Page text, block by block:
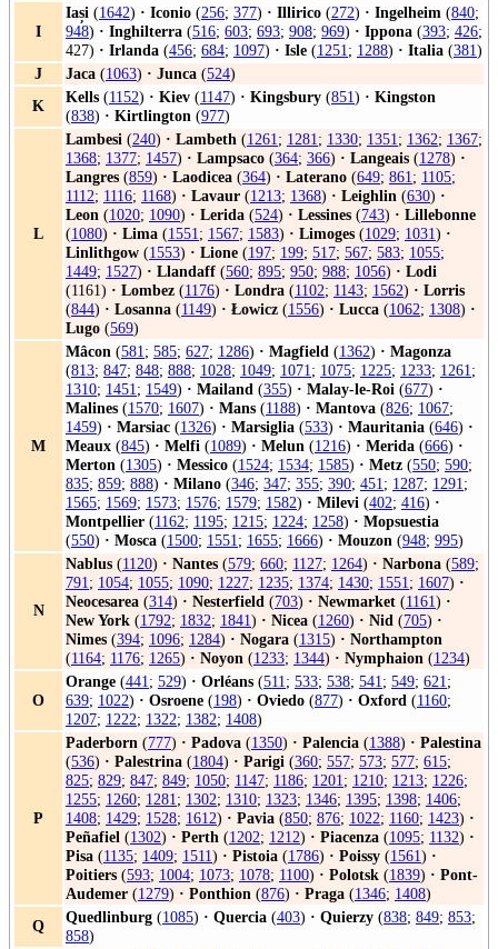
I
Iași (1642) · Iconio (256; 377) · Illirico (272) · Ingelheim (840;
948) · Inghilterra (516; 603; 693; 908; 969) · Ippona (393; 426;
427) · Irlanda (456; 684; 1097) · Isle (1251; 1288) · Italia (381)
J
Jaca (1063) · Junca (524)
K
Kells (1152) · Kiev (1147) · Kingsbury (851) · Kingston
(838) · Kirtlington (977)
L
Lambesi (240) · Lambeth (1261; 1281; 1330; 1351; 1362; 1367;
1368; 1377; 1457) · Lampsaco (364; 366) · Langeais (1278) ·
Langres (859) · Laodicea (364) · Laterano (649; 861; 1105;
1112; 1116; 1168) · Lavaur (1213; 1368) · Leighlin (630) ·
Leon (1020; 1090) · Lerida (524) · Lessines (743) · Lillebonne
(1080) · Lima (1551; 1567; 1583) · Limoges (1029; 1031) ·
Linlithgow (1553) · Lione (197; 199; 517; 567; 583; 1055;
1449; 1527) · Llandaff (560; 895; 950; 988; 1056) · Lodi
(1161) · Lombez (1176) · Londra (1102; 1143; 1562) · Lorris
(844) · Losanna (1149) · Łowicz (1556) · Lucca (1062; 1308) ·
Lugo (569)
M
Mâcon (581; 585; 627; 1286) · Magfield (1362) · Magonza
(813; 847; 848; 888; 1028; 1049; 1071; 1075; 1225; 1233; 1261;
1310; 1451; 1549) · Mailand (355) · Malay-le-Roi (677) ·
Malines (1570; 1607) · Mans (1188) · Mantova (826; 1067;
1459) · Marsiac (1326) · Marsiglia (533) · Mauritania (646) ·
Meaux (845) · Melfi (1089) · Melun (1216) · Merida (666) ·
Merton (1305) · Messico (1524; 1534; 1585) · Metz (550; 590;
835; 859; 888) · Milano (346; 347; 355; 390; 451; 1287; 1291;
1565; 1569; 1573; 1576; 1579; 1582) · Milevi (402; 416) ·
Montpellier (1162; 1195; 1215; 1224; 1258) · Mopsuestia
(550) · Mosca (1500; 1551; 1655; 1666) · Mouzon (948; 995)
N
Nablus (1120) · Nantes (579; 660; 1127; 1264) · Narbona (589;
791; 1054; 1055; 1090; 1227; 1235; 1374; 1430; 1551; 1607) ·
Neocesarea (314) · Nesterfield (703) · Newmarket (1161) ·
New York (1792; 1832; 1841) · Nicea (1260) · Nid (705) ·
Nimes (394; 1096; 1284) · Nogara (1315) · Northampton
(1164; 1176; 1265) · Noyon (1233; 1344) · Nymphaion (1234)
O
Orange (441; 529) · Orléans (511; 533; 538; 541; 549; 621;
639; 1022) · Osroene (198) · Oviedo (877) · Oxford (1160;
1207; 1222; 1322; 1382; 1408)
P
Paderborn (777) · Padova (1350) · Palencia (1388) · Palestina
(536) · Palestrina (1804) · Parigi (360; 557; 573; 577; 615;
825; 829; 847; 849; 1050; 1147; 1186; 1201; 1210; 1213; 1226;
1255; 1260; 1281; 1302; 1310; 1323; 1346; 1395; 1398; 1406;
1408; 1429; 1528; 1612) · Pavia (850; 876; 1022; 1160; 1423) ·
Peñafiel (1302) · Perth (1202; 1212) · Piacenza (1095; 1132) ·
Pisa (1135; 1409; 1511) · Pistoia (1786) · Poissy (1561) ·
Poitiers (593; 1004; 1073; 1078; 1100) · Polotsk (1839) · Pont-
Audemer (1279) · Ponthion (876) · Praga (1346; 1408)
Q
Quedlinburg (1085) · Quercia (403) · Quierzy (838; 849; 853;
858)